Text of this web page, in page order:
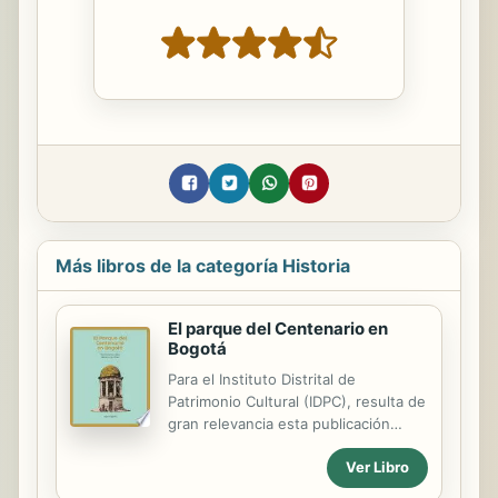
Más libros de la categoría Historia
El parque del Centenario en
Bogotá
Para el Instituto Distrital de
Patrimonio Cultural (IDPC), resulta de
gran relevancia esta publicación
sobre la historia del hoy extinto
Parque del Centenario. Inaugurado
en 1883 en conmemoración del
Ver Libro